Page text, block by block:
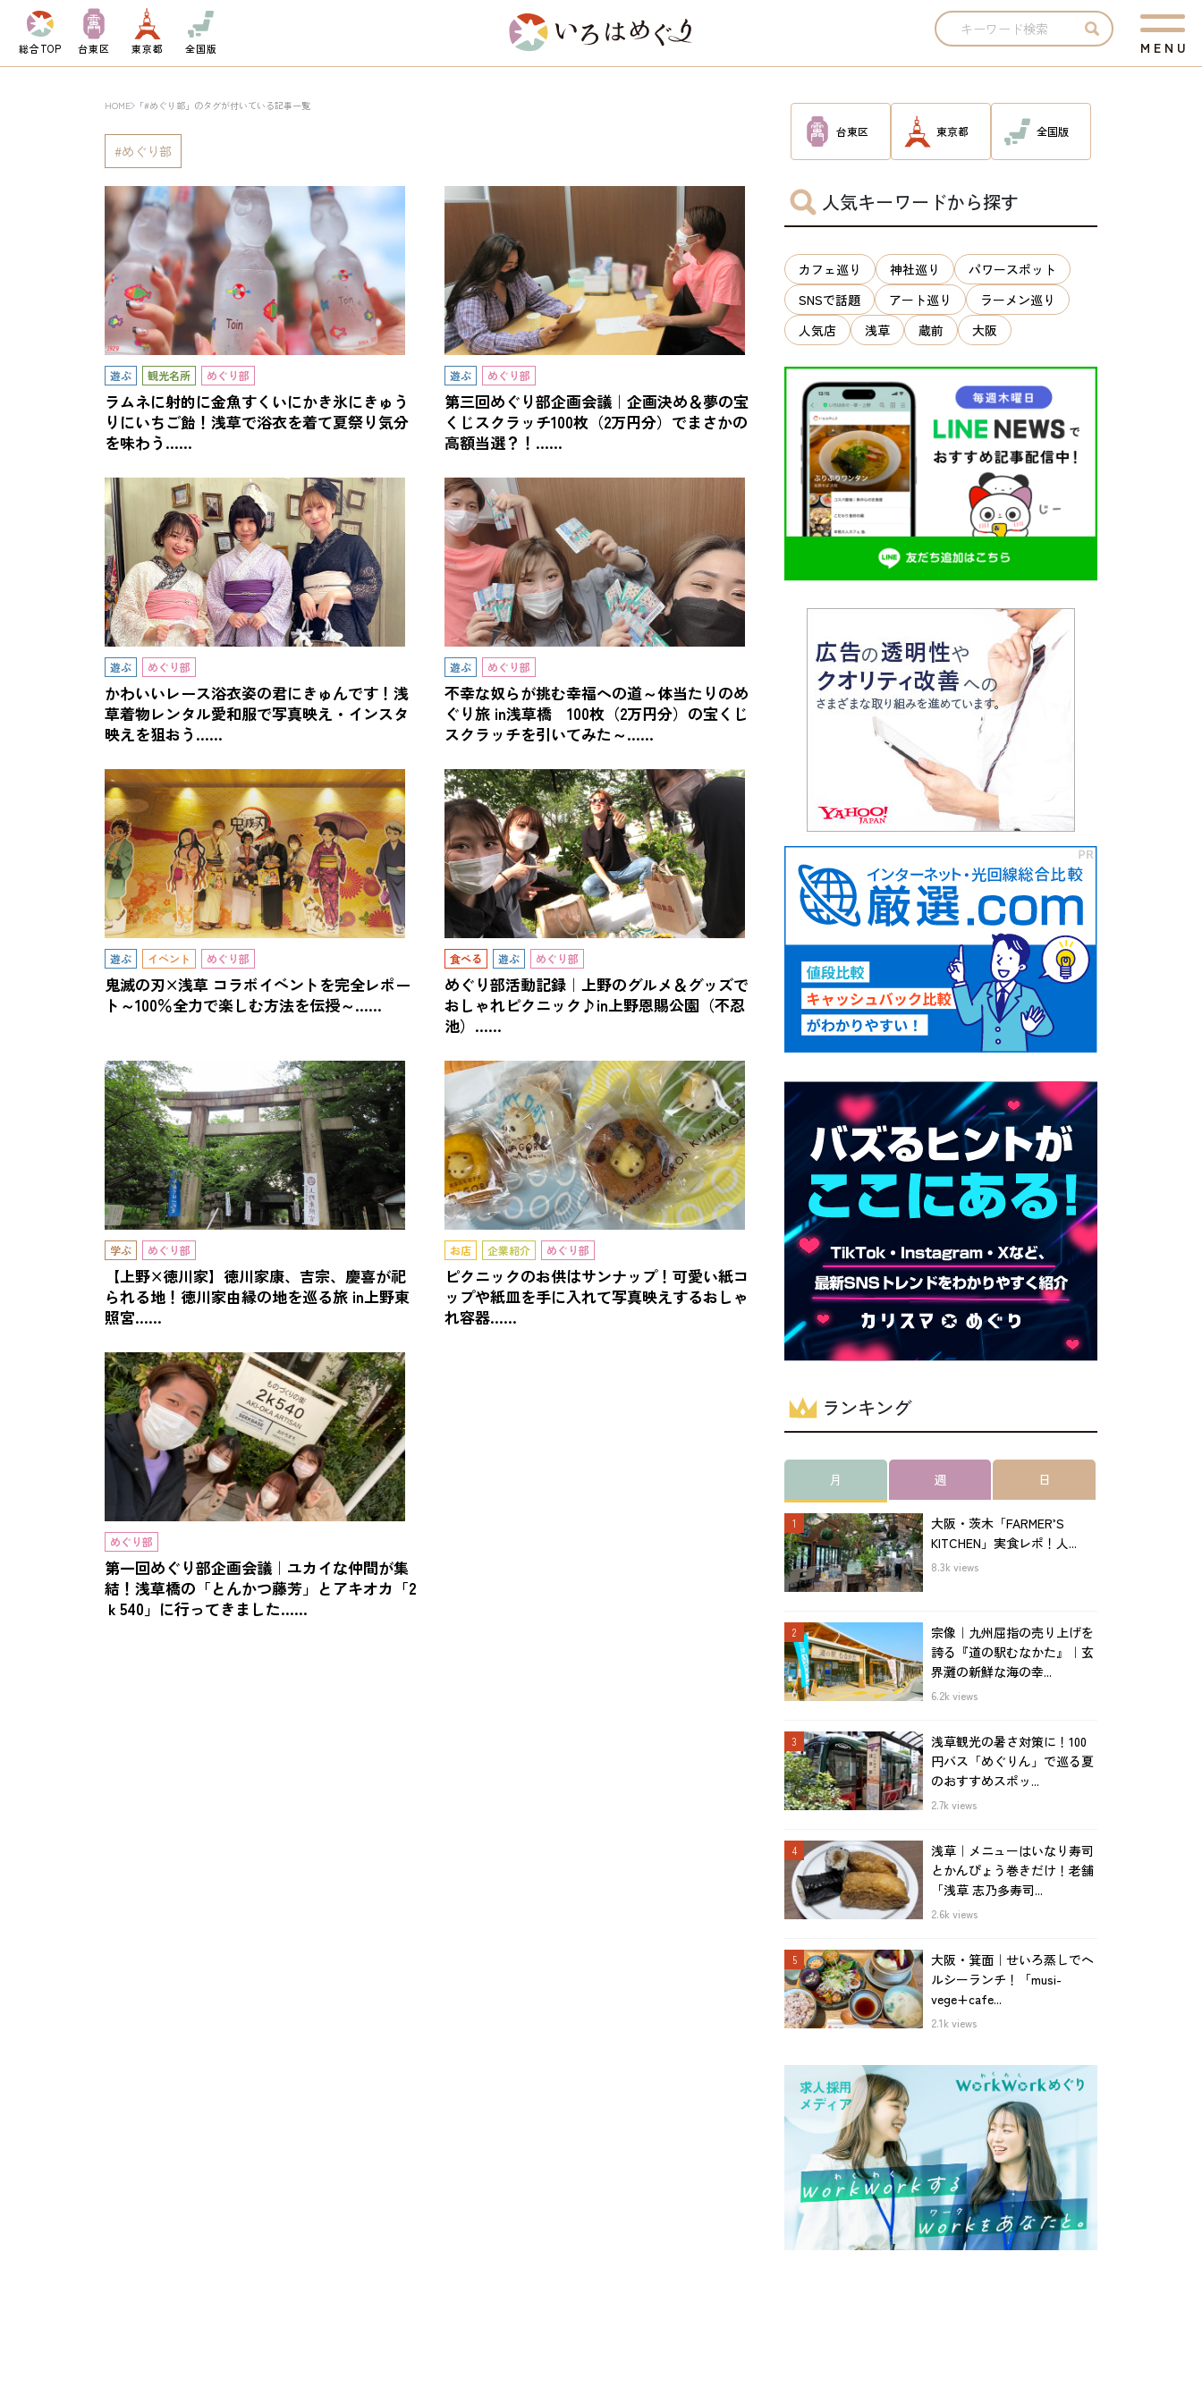
総合TOP 台東区 東京都 全国版 M E N U
HOME 「#めぐり部」のタグが付いている記事一覧
めぐり部
遊ぶ 観光名所 めぐり部
ラムネに射的に金魚すくいにかき氷にきゅう
りにいちご飴！浅草で浴衣を着て夏祭り気分
を味わう……
遊ぶ めぐり部
第三回めぐり部企画会議｜企画決め＆夢の宝
くじスクラッチ100枚（2万円分）でまさかの
高額当選？！……
遊ぶ めぐり部
かわいいレース浴衣姿の君にきゅんです！浅
草着物レンタル愛和服で写真映え・インスタ
映えを狙おう……
遊ぶ めぐり部
不幸な奴らが挑む幸福への道～体当たりのめ
ぐり旅 in浅草橋 100枚（2万円分）の宝くじ
スクラッチを引いてみた～……
遊ぶ イベント めぐり部
鬼滅の刃×浅草 コラボイベントを完全レポー
ト～100％全力で楽しむ方法を伝授～……
食べる 遊ぶ めぐり部
めぐり部活動記録｜上野のグルメ＆グッズで
おしゃれピクニック♪in上野恩賜公園（不忍
池）……
学ぶ めぐり部
【上野×徳川家】徳川家康、吉宗、慶喜が祀
られる地！徳川家由縁の地を巡る旅 in上野東
照宮……
お店 企業紹介 めぐり部
ピクニックのお供はサンナップ！可愛い紙コ
ップや紙皿を手に入れて写真映えするおしゃ
れ容器……
めぐり部
第一回めぐり部企画会議｜ユカイな仲間が集
結！浅草橋の「とんかつ藤芳」とアキオカ「2
ｋ540」に行ってきました……
台東区 東京都 全国版
人気キーワードから探す
カフェ巡り 神社巡り
パワースポット
SNSで話題
アート巡り
ラーメン巡り
人気店
浅草 蔵前 大阪
ランキング
月 週 日
大阪・茨木「FARMER’S
KITCHEN」実食レポ！人...
8.3k views
宗像｜九州屈指の売り上げを
誇る『道の駅むなかた』｜玄
界灘の新鮮な海の幸...
6.2k views
浅草観光の暑さ対策に！100
円バス「めぐりん」で巡る夏
のおすすめスポッ...
2.7k views
浅草｜メニューはいなり寿司
とかんぴょう巻きだけ！老舗
「浅草 志乃多寿司...
2.6k views
大阪・箕面｜せいろ蒸しでヘ
ルシーランチ！「musi-
vege+cafe...
2.1k views